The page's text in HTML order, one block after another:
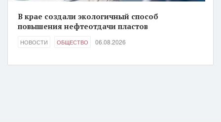
В крае создали экологичный способ
повышения нефтеотдачи пластов
НОВОСТИ ОБЩЕСТВО 06.08.2026